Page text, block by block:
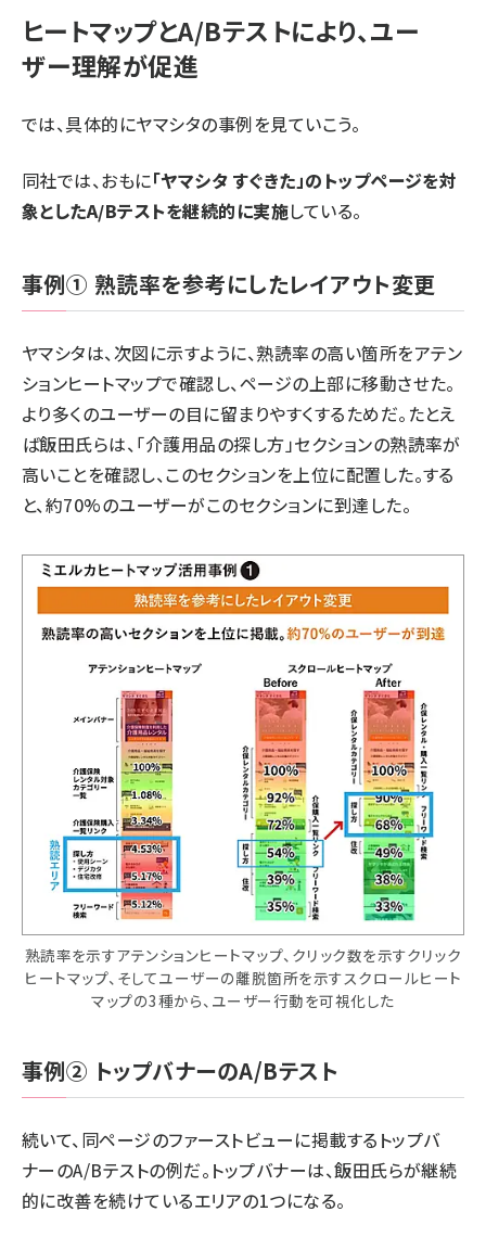
ヒートマップとA/Bテストにより、ユー
ザー理解が促進
では、具体的にヤマシタの事例を見ていこう。
同社では、おもに「ヤマシタ すぐきた」のトップページを対
象としたA/Bテストを継続的に実施している。
事例① 熟読率を参考にしたレイアウト変更
ヤマシタは、次図に示すように、熟読率の高い箇所をアテン
ションヒートマップで確認し、ページの上部に移動させた。
より多くのユーザーの目に留まりやすくするためだ。たとえ
ば飯田氏らは、「介護用品の探し方」セクションの熟読率が
高いことを確認し、このセクションを上位に配置した。する
と、約70%のユーザーがこのセクションに到達した。
熟読率を示すアテンションヒートマップ、クリック数を示すクリック
ヒートマップ、そしてユーザーの離脱箇所を示すスクロールヒート
マップの3種から、ユーザー行動を可視化した
事例② トップバナーのA/Bテスト
続いて、同ページのファーストビューに掲載するトップバ
ナーのA/Bテストの例だ。トップバナーは、飯田氏らが継続
的に改善を続けているエリアの1つになる。